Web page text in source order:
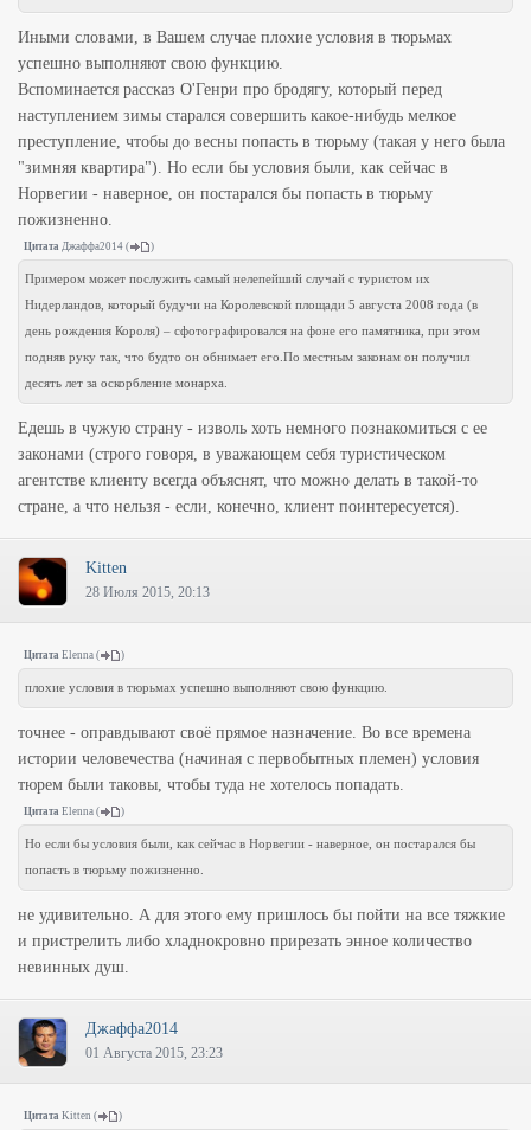
Иными словами, в Вашем случае плохие условия в тюрьмах
успешно выполняют свою функцию.
Вспоминается рассказ О'Генри про бродягу, который перед
наступлением зимы старался совершить какое-нибудь мелкое
преступление, чтобы до весны попасть в тюрьму (такая у него была
"зимняя квартира"). Но если бы условия были, как сейчас в
Норвегии - наверное, он постарался бы попасть в тюрьму
пожизненно.
Цитата Джаффа2014 ( )
Примером может послужить самый нелепейший случай с туристом их
Нидерландов, который будучи на Королевской площади 5 августа 2008 года (в
день рождения Короля) – сфотографировался на фоне его памятника, при этом
подняв руку так, что будто он обнимает его.По местным законам он получил
десять лет за оскорбление монарха.
Едешь в чужую страну - изволь хоть немного познакомиться с ее
законами (строго говоря, в уважающем себя туристическом
агентстве клиенту всегда объяснят, что можно делать в такой-то
стране, а что нельзя - если, конечно, клиент поинтересуется).
Kitten
28 Июля 2015, 20:13
Цитата Elenna ( )
плохие условия в тюрьмах успешно выполняют свою функцию.
точнее - оправдывают своё прямое назначение. Во все времена
истории человечества (начиная с первобытных племен) условия
тюрем были таковы, чтобы туда не хотелось попадать.
Цитата Elenna ( )
Но если бы условия были, как сейчас в Норвегии - наверное, он постарался бы
попасть в тюрьму пожизненно.
не удивительно. А для этого ему пришлось бы пойти на все тяжкие
и пристрелить либо хладнокровно прирезать энное количество
невинных душ.
Джаффа2014
01 Августа 2015, 23:23
Цитата Kitten ( )